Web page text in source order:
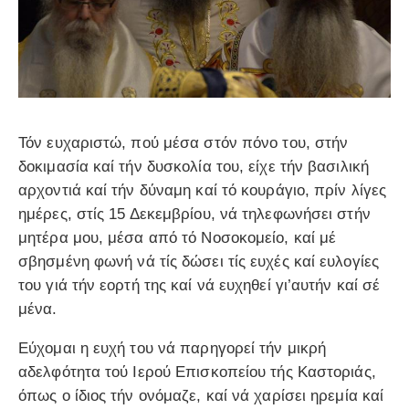
Τόν ευχαριστώ, πού μέσα στόν πόνο του, στήν
δοκιμασία καί τήν δυσκολία του, είχε τήν βασιλική
αρχοντιά καί τήν δύναμη καί τό κουράγιο, πρίν λίγες
ημέρες, στίς 15 Δεκεμβρίου, νά τηλεφωνήσει στήν
μητέρα μου, μέσα από τό Νοσοκομείο, καί μέ
σβησμένη φωνή νά τίς δώσει τίς ευχές καί ευλογίες
του γιά τήν εορτή της καί νά ευχηθεί γι’αυτήν καί σέ
μένα.
Εύχομαι η ευχή του νά παρηγορεί τήν μικρή
αδελφότητα τού Ιερού Επισκοπείου τής Καστοριάς,
όπως ο ίδιος τήν ονόμαζε, καί νά χαρίσει ηρεμία καί